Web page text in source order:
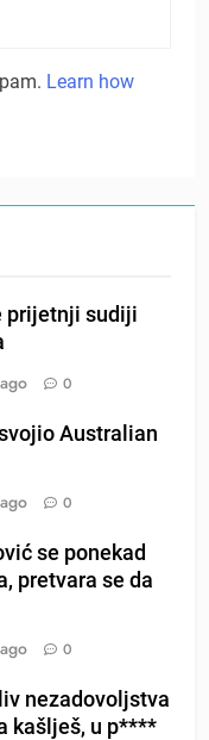
Learn how
prijetnji sudiji
0
Australian
0
se ponekad
pretvara se da
0
nezadovoljstva
kašlješ, u p****